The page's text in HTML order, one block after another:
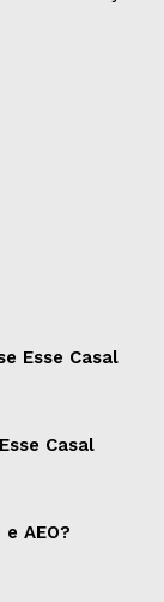
Esse Casal
Casal
AEO?